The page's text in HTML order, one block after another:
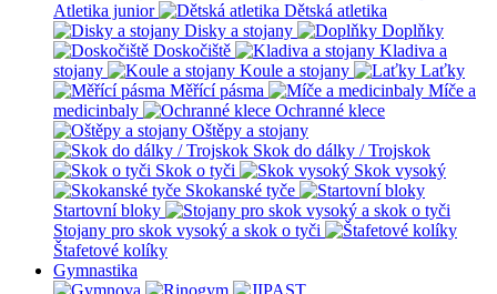
Atletika junior
Dětská atletika
Disky a stojany
Doplňky
Doskočiště
Kladiva a
stojany
Koule a stojany
Laťky
Měřící pásma
Míče a
medicinbaly
Ochranné klece
Oštěpy a stojany
Skok do dálky / Trojskok
Skok o tyči
Skok vysoký
Skokanské tyče
Startovní bloky
Stojany pro skok vysoký a skok o tyči
Štafetové kolíky
Gymnastika